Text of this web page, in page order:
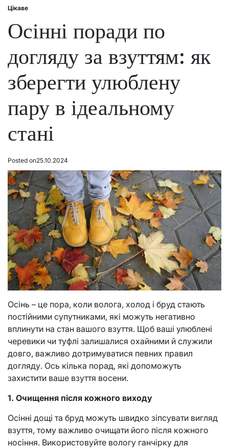
Posted
Цікаве
Осінні поради по
догляду за взуттям: як
зберегти улюблену
пару в ідеальному
стані
Posted on25.10.2024
Осінь – це пора, коли волога, холод і бруд стають
постійними супутниками, які можуть негативно
вплинути на стан вашого взуття. Щоб ваші улюблені
черевики чи туфлі залишалися охайними й служили
довго, важливо дотримуватися певних правил
догляду. Ось кілька порад, які допоможуть
захистити ваше взуття восени.
1. Очищення після кожного виходу
Осінні дощі та бруд можуть швидко зіпсувати вигляд
взуття, тому важливо очищати його після кожного
носіння. Використовуйте вологу ганчірку для